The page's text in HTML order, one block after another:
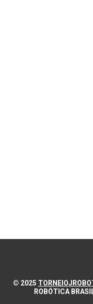
© 2025
ROBÓTICA BRASIL